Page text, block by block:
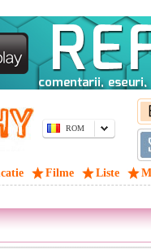
ROM
Filme Liste